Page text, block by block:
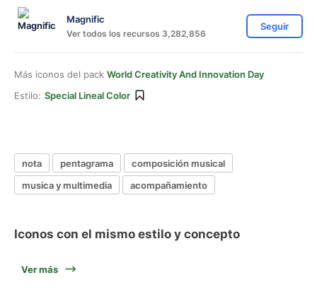
Magnific
Ver todos los recursos 3,282,856
Seguir
Más iconos del pack World Creativity And Innovation Day
Estilo: Special Lineal Color
nota pentagrama
composición musical
musica y multimedia
acompañamiento
Iconos con el mismo estilo y concepto
Ver más